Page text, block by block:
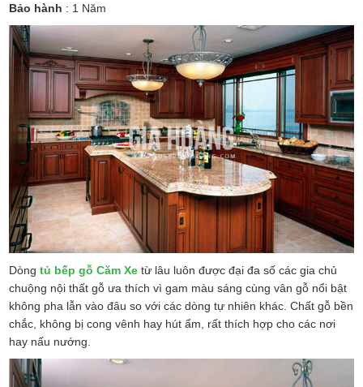
Bảo hành : 1 Năm
Dòngtủ bếp gỗ Căm Xe từ lâu luôn được đại đa số các gia chủ
chuộng nội thất gỗ ưa thích vì gam màu sáng cùng vân gỗ nổi bật
không pha lẫn vào đâu so với các dòng tự nhiên khác. Chất gỗ bền
chắc, không bị cong vênh hay hút ẩm, rất thích hợp cho các nơi
hay nấu nướng.